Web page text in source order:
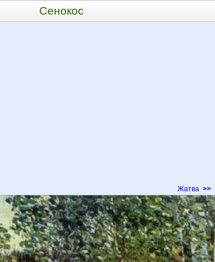
Сенокос
Жатва >>